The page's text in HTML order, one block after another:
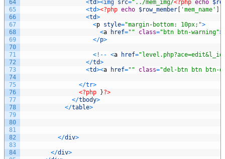
64
65
66
67
68
69
70
71
72
73
74
75
76
77
78
79
80
81
82
83
84
<td><img src="../mem_img/<?php echo
<td><?php echo $row_member [ 'mem_name' ]
<td>
<p style="margin-bottom: 10px;">
<a href="" class="btn btn-warning">
</p>
< ! -- <a href=
</td>
<td><a href="" class="del-btn btn btn-
</tr>
<?php }?>
</tbody>
</table>
</div>
</div>